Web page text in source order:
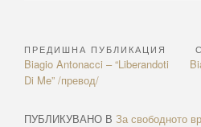
Навигация
ПРЕДИШНА ПУБЛИКАЦИЯ
Previous
Article:
Biagio Antonacci – “Liberandoti
Di Me” /превод/
ПУБЛИКУВАНО В За свободното